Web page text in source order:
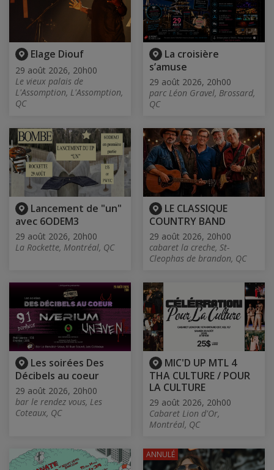
Elage Diouf
29 août 2026, 20h00
Le vieux palais de
L'Assomption, L'Assomption,
QC
La croisière
s’amuse
29 août 2026, 20h00
parc Léon Gravel, Brossard,
QC
Lancement de "un"
avec 6ODEM3
29 août 2026, 20h00
La Rockette, Montréal, QC
LE CLASSIQUE
COUNTRY BAND
29 août 2026, 20h00
cabaret la creche, St-
Cleophas de brandon, QC
Les soirées Des
Décibels au coeur
29 août 2026, 20h00
bar le rendez vous, Les
Coteaux, QC
MIC'D UP MTL 4
THA CULTURE / POUR
LA CULTURE
29 août 2026, 20h00
Cabaret Lion d'Or,
Montréal, QC
ANNULÉ